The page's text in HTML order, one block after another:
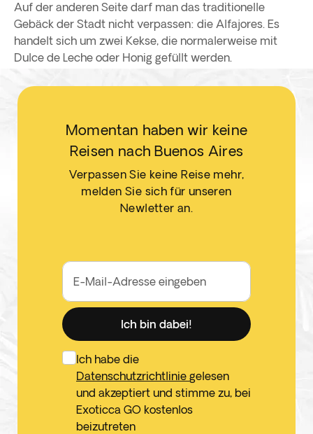
Auf der anderen Seite darf man das traditionelle
Gebäck der Stadt nicht verpassen: die Alfajores. Es
handelt sich um zwei Kekse, die normalerweise mit
Dulce de Leche oder Honig gefüllt werden.
Momentan haben wir keine
Reisen nach Buenos Aires
Verpassen Sie keine Reise mehr,
melden Sie sich für unseren
Newletter an.
E-Mail-Adresse eingeben
Ich bin dabei!
Ich habe die
Datenschutzrichtlinie gelesen
und akzeptiert und stimme zu, bei
Exoticca GO kostenlos
beizutreten